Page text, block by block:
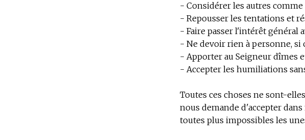
- Considérer les autres
- Repousser les tentations et
- Faire passer l'intérêt général
- Ne devoir rien à personne, si
- Apporter au Seigneur dîmes
- Accepter les humiliations
Toutes ces choses ne sont-
nous demande d'accepter
toutes plus impossibles les